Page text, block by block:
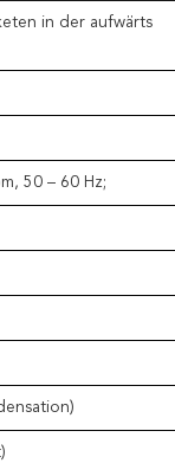
in der aufwärts
50 – 60 Hz;